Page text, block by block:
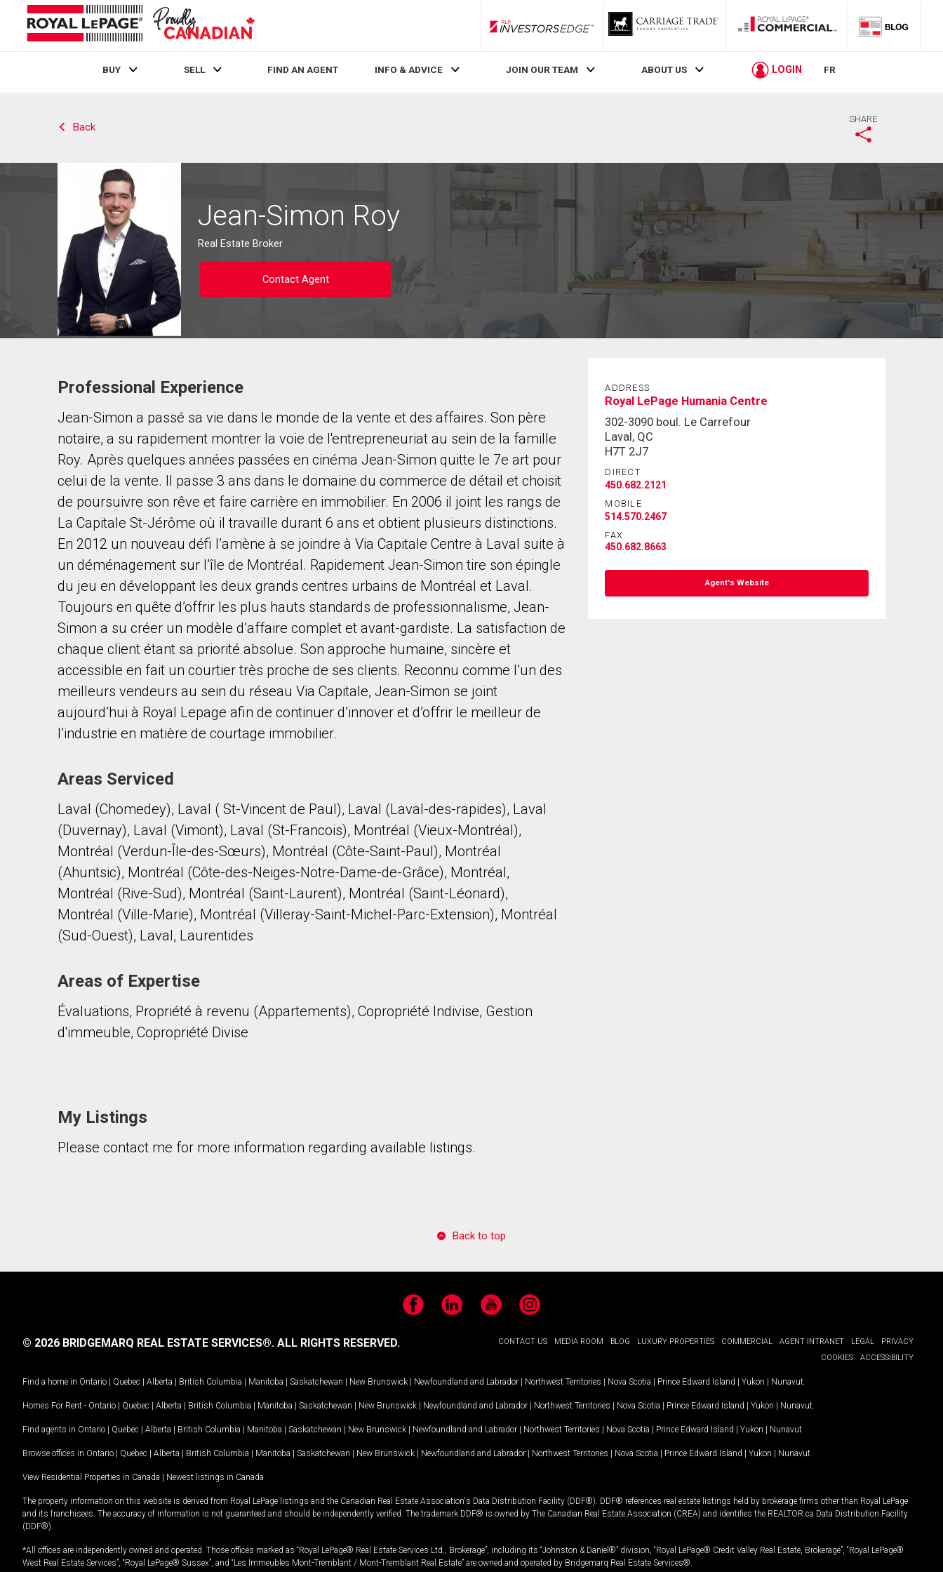
RLP InvestorsEdge
BUY SELL FIND AN AGENT INFO & ADVICE JOIN OUR TEAM ABOUT US LOGIN FR
Back
SHARE
Jean-Simon Roy
Real Estate Broker
Contact Agent
Contact agent
First
Last
Name
Email
(Optional)
Message
Professional Experience
Jean-Simon a passé sa vie dans le monde de la vente et des affaires. Son père
notaire, a su rapidement montrer la voie de l'entrepreneuriat au sein de la famille
Roy. Après quelques années passées en cinéma Jean-Simon quitte le 7e art pour
celui de la vente. Il passe 3 ans dans le domaine du commerce de détail et choisit
de poursuivre son rêve et faire carrière en immobilier. En 2006 il joint les rangs de
La Capitale St-Jérôme où il travaille durant 6 ans et obtient plusieurs distinctions.
En 2012 un nouveau défi l’amène à se joindre à Via Capitale Centre à Laval suite à
un déménagement sur l’île de Montréal. Rapidement Jean-Simon tire son épingle
du jeu en développant les deux grands centres urbains de Montréal et Laval.
Toujours en quête d’offrir les plus hauts standards de professionnalisme, Jean-
Simon a su créer un modèle d’affaire complet et avant-gardiste. La satisfaction de
chaque client étant sa priorité absolue. Son approche humaine, sincère et
accessible en fait un courtier très proche de ses clients. Reconnu comme l’un des
meilleurs vendeurs au sein du réseau Via Capitale, Jean-Simon se joint
aujourd’hui à Royal Lepage afin de continuer d’innover et d’offrir le meilleur de
l’industrie en matière de courtage immobilier.
Areas Serviced
Laval (Chomedey), Laval ( St-Vincent de Paul), Laval (Laval-des-rapides), Laval
(Duvernay), Laval (Vimont), Laval (St-Francois), Montréal (Vieux-Montréal),
Montréal (Verdun-Île-des-Sœurs), Montréal (Côte-Saint-Paul), Montréal
(Ahuntsic), Montréal (Côte-des-Neiges-Notre-Dame-de-Grâce), Montréal,
Montréal (Rive-Sud), Montréal (Saint-Laurent), Montréal (Saint-Léonard),
Montréal (Ville-Marie), Montréal (Villeray-Saint-Michel-Parc-Extension), Montréal
(Sud-Ouest), Laval, Laurentides
Areas of Expertise
Évaluations, Propriété à revenu (Appartements), Copropriété Indivise, Gestion
d'immeuble, Copropriété Divise
ADDRESS
Royal LePage Humania Centre
302-3090 boul. Le Carrefour
Laval, QC
H7T 2J7
DIRECT
450.682.2121
MOBILE
514.570.2467
FAX
450.682.8663
Agent's Website
My Listings
Please contact me for more information regarding available listings.
Back to top
FacebookLinkedIn YouTubeInstagram
CONTACT US MEDIA ROOM BLOG LUXURY PROPERTIES COMMERCIAL AGENT INTRANET LEGAL
PRIVACY
COOKIES
ACCESSIBILITY
© 2026 BRIDGEMARQ REAL ESTATE SERVICES®. ALL RIGHTS RESERVED.
Find a home in Ontario | Quebec | Alberta | British Columbia | Manitoba | Saskatchewan | New Brunswick | Newfoundland and Labrador | Northwest Territories | Nova Scotia | Prince Edward Island | Yukon | Nunavut
Homes For Rent - Ontario | Quebec | Alberta | British Columbia | Manitoba | Saskatchewan | New Brunswick | Newfoundland and Labrador | Northwest Territories | Nova Scotia | Prince Edward Island | Yukon | Nunavut
Find agents in Ontario | Quebec | Alberta | British Columbia | Manitoba | Saskatchewan | New Brunswick | Newfoundland and Labrador | Northwest Territories | Nova Scotia | Prince Edward Island | Yukon | Nunavut
Browse offices in Ontario | Quebec | Alberta | British Columbia | Manitoba | Saskatchewan | New Brunswick | Newfoundland and Labrador | Northwest Territories | Nova Scotia | Prince Edward Island | Yukon | Nunavut
View Residential Properties in Canada | Newest listings in Canada
The property information on this website is derived from Royal LePage listings and the Canadian Real Estate Association's Data Distribution Facility (DDF®). DDF® references real estate listings held by brokerage firms other than Royal LePage
and its franchisees. The accuracy of information is not guaranteed and should be independently verified. The trademark DDF® is owned by The Canadian Real Estate Association (CREA) and identifies the REALTOR.ca Data Distribution Facility
(DDF®).
*All offices are independently owned and operated. Those offices marked as “Royal LePage® Real Estate Services Ltd., Brokerage”, including its “Johnston & Daniel®” division, “Royal LePage® Credit Valley Real Estate, Brokerage”, “Royal LePage®
West Real Estate Services”, “Royal LePage® Sussex”, and “Les Immeubles Mont-Tremblant / Mont-Tremblant Real Estate” are owned and operated by Bridgemarq Real Estate Services®.